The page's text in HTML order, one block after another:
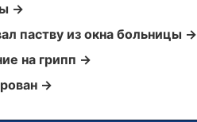
→
паству из окна больницы →
на грипп →
→